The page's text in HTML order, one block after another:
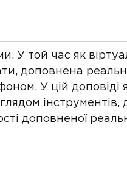
У той час як
доповнена
У цій
доповненої